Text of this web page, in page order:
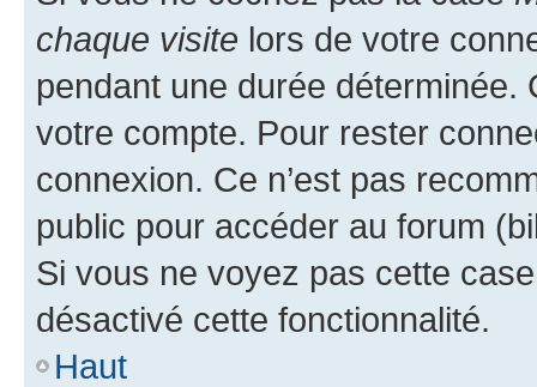
chaque visite lors de votre
pendant une durée déterminée.
votre compte. Pour rester
connexion. Ce n’est pas
public pour accéder au forum
Si vous ne voyez pas cette
désactivé cette fonctionnalité.
Haut